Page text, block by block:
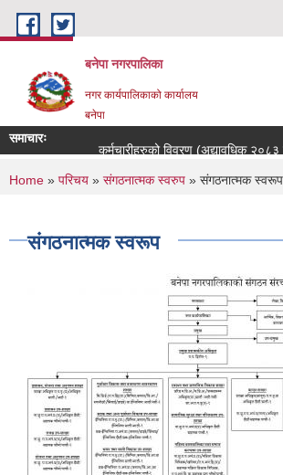
Skip to main content
बनेपा नगरपालिका
नगर कार्यपालिकाको कार्यालय
बनेपा
समाचारः
कर्मचारीहरुको विवरण (अद्यावधिक २०८३
You are here
Home » परिचय » संगठनात्मक स्वरुप » संगठनात्मक स्वरूप
संगठनात्मक स्वरूप